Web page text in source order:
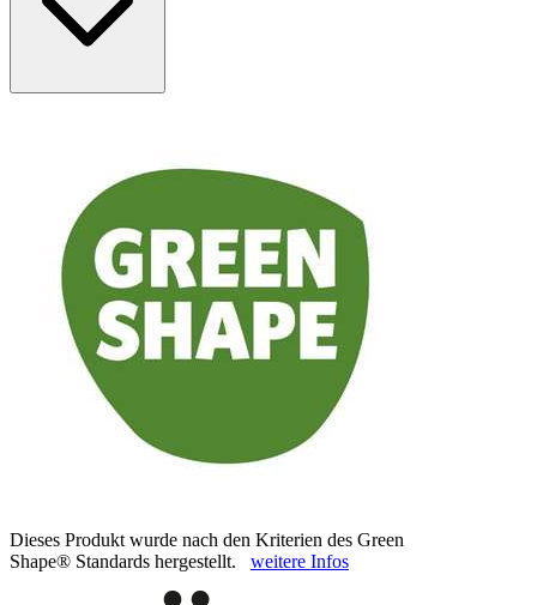
Dieses Produkt wurde nach den Kriterien des Green
Shape® Standards hergestellt. weitere Infos